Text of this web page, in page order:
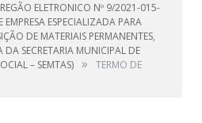
ELETRONICO Nº 9/2021-015-
ESPECIALIZADA PARA
DE MATERIAIS PERMANENTES,
SECRETARIA MUNICIPAL DE
– SEMTAS) »
TERMO DE